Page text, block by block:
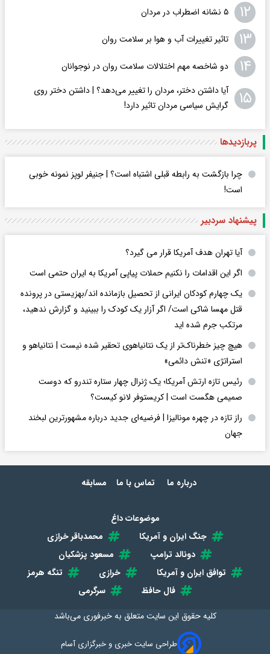
۱۲ ۵ نشانه اضطراب در مردان
۱۳ تاثیر تغییرات آب و هوا بر سلامت روان
۱۴ دو شاخصه مهم اختلالات سلامت روان در نوجوانان
۱۵
آیا داشتن دختر، مردان را تغییر می‌دهد؟ | داشتن دختر روی
گرایش سیاسی مردان تاثیر دارد!
پربازدید‌ها
چرا بازگشت به رابطه قبلی اشتباه است؟ | جنیفر لوپز نمونه خوبی
است!
پیشنهاد سردبیر
آیا تهران هدف آمریکا قرار می گیرد؟
اگر این اقدامات را نکنیم حملات پیاپی آمریکا به ایران حتمی است
یک چهارم کودکان ایرانی از تحصیل بازمانده اند/بهزیستی در پرونده
قتل مهسا شاکی است/ اگر آزار یک کودک را ببینید و گزارش ندهید،
مرتکب جرم شده اید
هیچ چیز خطرناک‌تر از یک نتانیاهوی تحقیر شده نیست | نتانیاهو و
استراتژی «تنش دائمی»
رئیس تازه ارتش آمریکا؛ یک ژنرال چهار ستاره تندرو که دوست
صمیمی هگست است | کریستوفر لانو کیست؟
راز تازه در چهره مونالیزا | فرضیه‌ای جدید درباره مشهورترین لبخند
جهان
درباره ما تماس با ما مسابقه
موضوعات داغ
جنگ ایران و آمریکا
محمدباقر خرازی
دونالد ترامپ
مسعود پزشکیان
توافق ایران و آمریکا
خرازی
تنگه هرمز
فال حافظ
سرگرمی
کلیه حقوق این سایت متعلق بهخبرفوری می‌باشد
طراحی سایت خبری و خبرگزاری آسام